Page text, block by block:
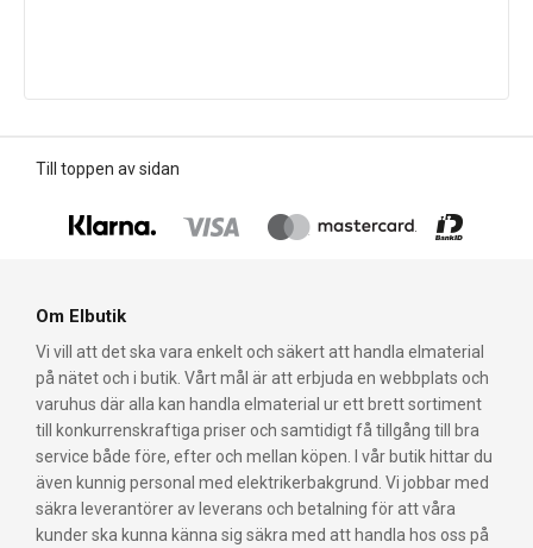
Till toppen av sidan
Om Elbutik
Vi vill att det ska vara enkelt och säkert att handla elmaterial
på nätet och i butik. Vårt mål är att erbjuda en webbplats och
varuhus där alla kan handla elmaterial ur ett brett sortiment
till konkurrenskraftiga priser och samtidigt få tillgång till bra
service både före, efter och mellan köpen. I vår butik hittar du
även kunnig personal med elektrikerbakgrund. Vi jobbar med
säkra leverantörer av leverans och betalning för att våra
kunder ska kunna känna sig säkra med att handla hos oss på